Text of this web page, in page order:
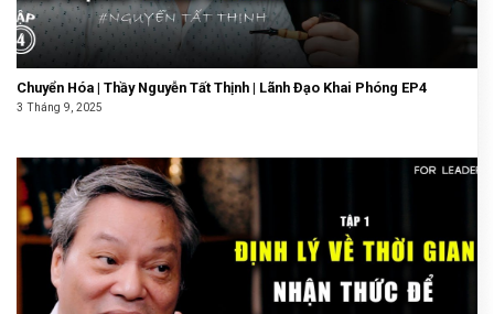
Chuyển Hóa | Thầy Nguyễn Tất Thịnh | Lãnh Đạo Khai Phóng EP4
3 Tháng 9, 2025